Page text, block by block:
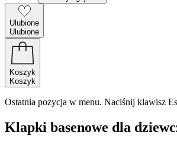
Ulubione
Ulubione
Koszyk
Koszyk
Ostatnia pozycja w menu. Naciśnij klawisz
Klapki basenowe dla